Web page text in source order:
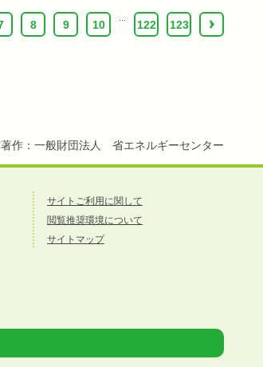
8 9 10 122 123 ›
作：一般財団法人 省エネルギーセンター
サイトご利用に関して
閲覧推奨環境について
サイトマップ